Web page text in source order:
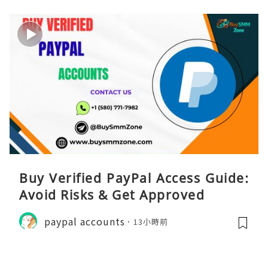
Buy Verified PayPal Access Guide:
Avoid Risks & Get Approved
paypal accounts 13小時前